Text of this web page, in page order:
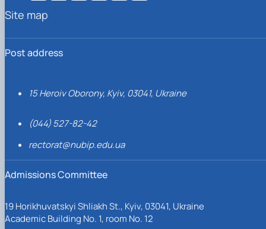
Post address
15 Heroiv Oborony, Kyiv, 03041, Ukraine
(044) 527-82-42
rectorat@nubip.edu.ua
Admissions Committee
19 Horikhuvatskyi Shliakh St., Kyiv, 03041, Ukraine
Academic Building No. 1, room No. 12
Site map